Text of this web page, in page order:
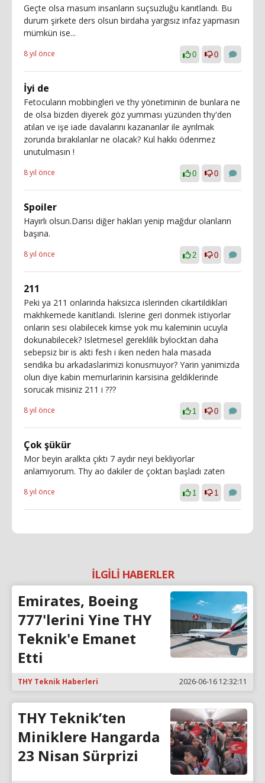
Geçte olsa masum insanların suçsuzluğu kanıtlandı. Bu
durum şirkete ders olsun birdaha yargısız infaz yapmasın
mümkün ise...
8 yıl önce 0 0
İyi de
Fetocuların mobbingleri ve thy yönetiminin de bunlara ne
de olsa bizden diyerek göz yumması yüzünden thy'den
atılan ve işe iade davalarını kazananlar ile ayrılmak
zorunda bırakılanlar ne olacak? Kul hakkı ödenmez
unutulmasın !
8 yıl önce 0 0
Spoiler
Hayırlı olsun.Darısı diğer hakları yenip mağdur olanların
başına.
8 yıl önce 2 0
211
Peki ya 211 onlarinda haksizca islerinden cikartildiklari
makhkemede kanitlandi. Islerine geri donmek istiyorlar
onlarin sesi olabilecek kimse yok mu kaleminin ucuyla
dokunabilecek? Isletmesel gereklilik bylocktan daha
sebepsiz bir is akti fesh i iken neden hala masada
sendika bu arkadaslarimizi konusmuyor? Yarin yanimizda
olun diye kabin memurlarinin karsisina geldiklerinde
sorucak misiniz 211 i ???
8 yıl önce 1 0
Çok şükür
Mor beyin aralkta çıktı 7 aydır neyi bekliyorlar
anlamıyorum. Thy ao dakiler de çoktan başladı zaten
8 yıl önce 1 1
İLGİLİ HABERLER
Emirates, Boeing
777'lerini Yine THY
Teknik'e Emanet
Etti
THY Teknik Haberleri 2026-06-16 12:32:11
THY Teknik’ten
Miniklere Hangarda
23 Nisan Sürprizi